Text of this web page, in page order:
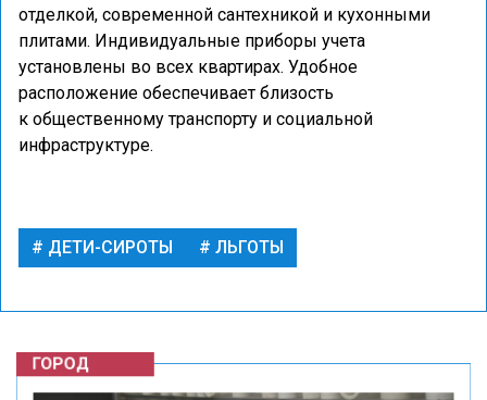
отделкой, современной сантехникой и кухонными
плитами. Индивидуальные приборы учета
установлены во всех квартирах. Удобное
расположение обеспечивает близость
к общественному транспорту и социальной
инфраструктуре.
ДЕТИ-СИРОТЫ ЛЬГОТЫ
ГОРОД